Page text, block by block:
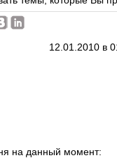
12.01.2010 в
на данный момент: